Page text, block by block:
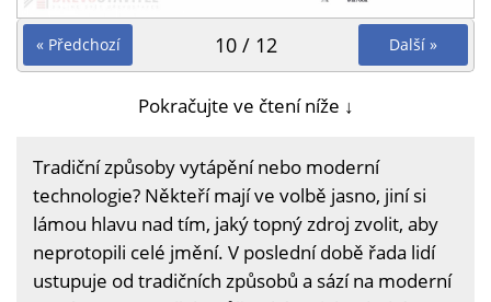
« Předchozí Další »
10 / 12
Pokračujte ve čtení níže ↓
Tradiční způsoby vytápění nebo moderní
technologie? Někteří mají ve volbě jasno, jiní si
lámou hlavu nad tím, jaký topný zdroj zvolit, aby
neprotopili celé jmění. V poslední době řada lidí
ustupuje od tradičních způsobů a sází na moderní